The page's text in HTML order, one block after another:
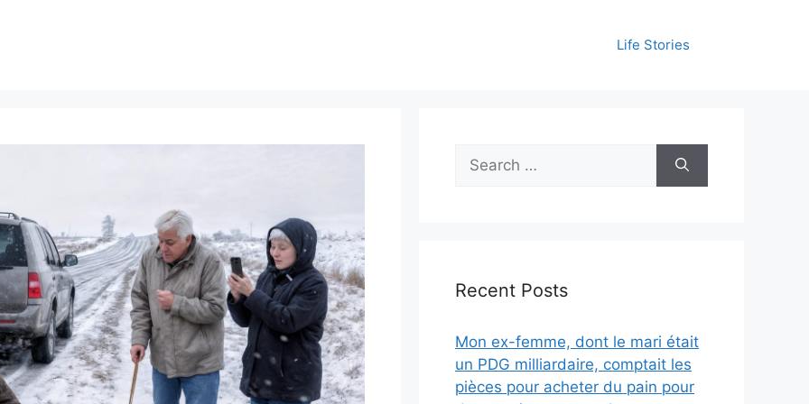
Life Stories
Search
for:
Recent Posts
Mon ex-femme, dont le mari était
un PDG milliardaire, comptait les
pièces pour acheter du pain pour